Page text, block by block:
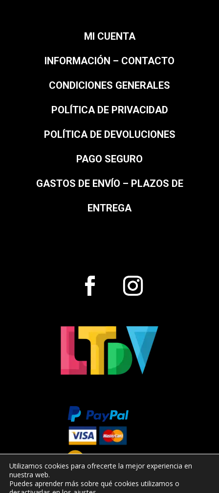
MI CUENTA
INFORMACIÓN – CONTACTO
CONDICIONES GENERALES
POLÍTICA DE PRIVACIDAD
POLÍTICA DE DEVOLUCIONES
PAGO SEGURO
GASTOS DE ENVÍO – PLAZOS DE
ENTREGA
Utilizamos cookies para ofrecerte la mejor experiencia en
nuestra web.
Puedes aprender más sobre qué cookies utilizamos o